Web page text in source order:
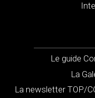
Le guide
La
La newsletter TOP/